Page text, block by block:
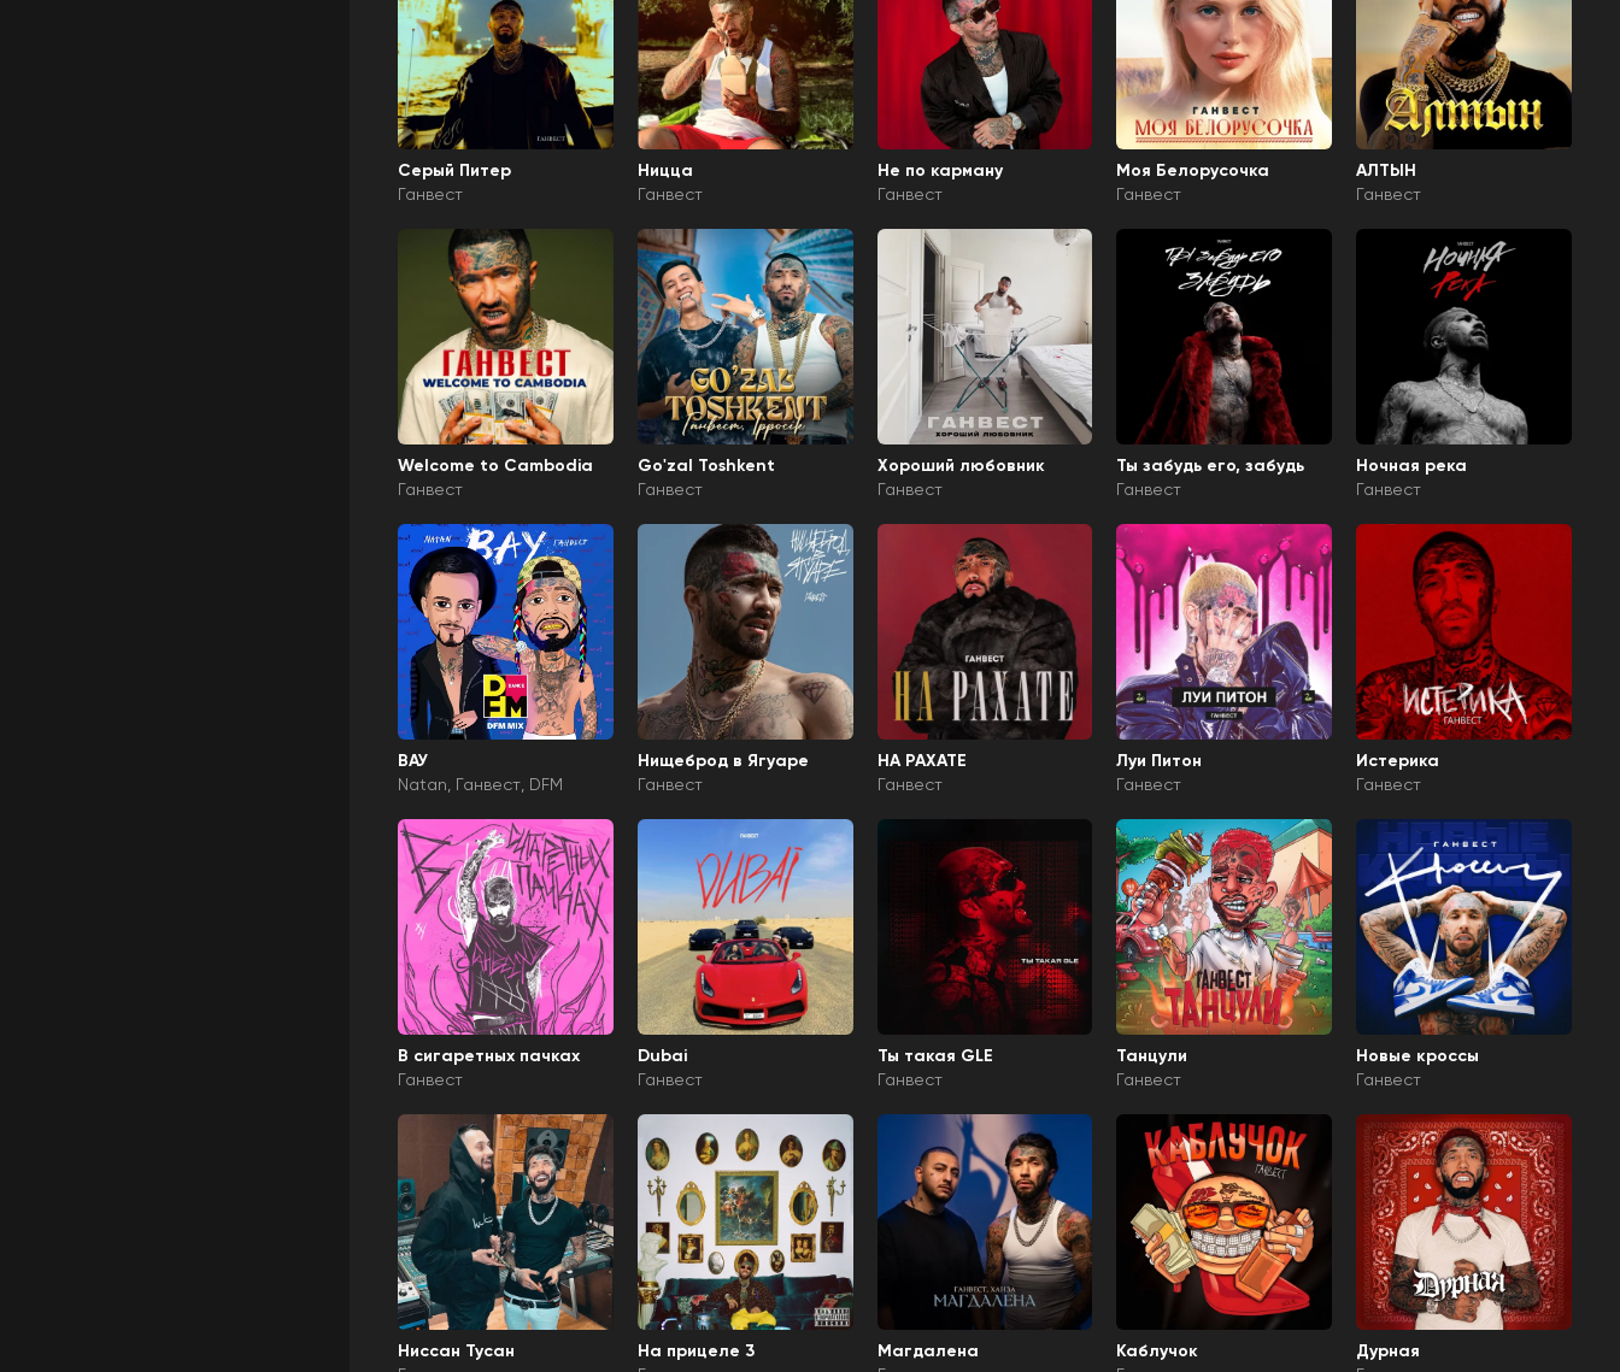
Серый Питер
Ганвест
Ницца
Ганвест
Не по карману
Ганвест
Моя Белорусочка
Ганвест
АЛТЫН
Ганвест
Welcome to Cambodia
Ганвест
Go'zal Toshkent
Ганвест
Хороший любовник
Ганвест
Ты забудь его, забудь
Ганвест
Ночная река
Ганвест
ВАУ
Natan
Ганвест DFM
Нищеброд в Ягуаре
Ганвест
НА РАХАТЕ
Ганвест
Луи Питон
Ганвест
Истерика
Ганвест
В сигаретных пачках
Ганвест
Dubai
Ганвест
Ты такая GLE
Ганвест
Танцули
Ганвест
Новые кроссы
Ганвест
Ниссан Тусан
На прицеле 3
Магдалена
Каблучок
Дурная